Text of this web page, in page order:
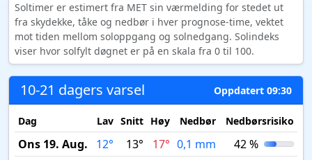
Soltimer er estimert fra MET sin værmelding for stedet ut
fra skydekke, tåke og nedbør i hver prognose-time, vektet
mot tiden mellom soloppgang og solnedgang. Solindeks
viser hvor solfylt døgnet er på en skala fra 0 til 100.
10-21 dagers varsel Oppdatert 09:30
Dag Lav Snitt Høy Nedbør Nedbørsrisiko
Ons 19. Aug. 12° 13° 17° 0,1 mm
42 %